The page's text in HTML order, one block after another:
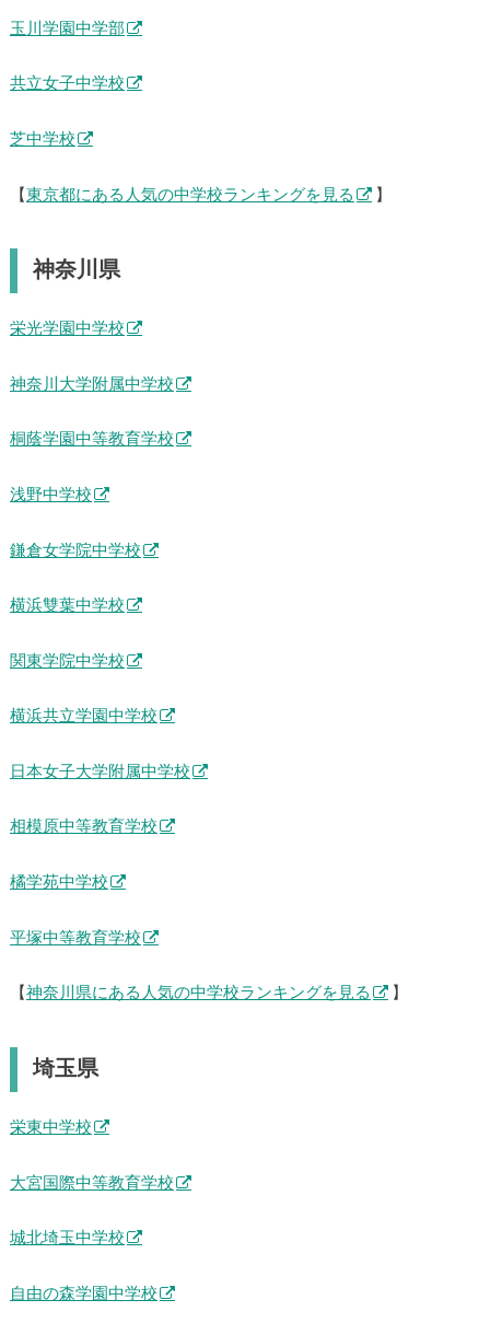
玉川学園中学部
共立女子中学校
芝中学校
【 東京都にある人気の中学校ランキングを見る 】
神奈川県
栄光学園中学校
神奈川大学附属中学校
桐蔭学園中等教育学校
浅野中学校
鎌倉女学院中学校
横浜雙葉中学校
関東学院中学校
横浜共立学園中学校
日本女子大学附属中学校
相模原中等教育学校
橘学苑中学校
平塚中等教育学校
【 神奈川県にある人気の中学校ランキングを見る 】
埼玉県
栄東中学校
大宮国際中等教育学校
城北埼玉中学校
自由の森学園中学校